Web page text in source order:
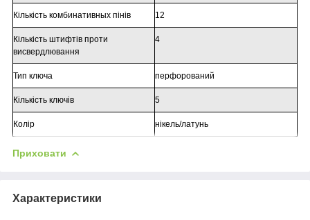
Кількість комбинативных пінів 12
Кількість штифтів проти
висвердлювання
4
Тип ключа перфорований
Кількість ключів 5
Колір нікель/латунь
Приховати
Характеристики